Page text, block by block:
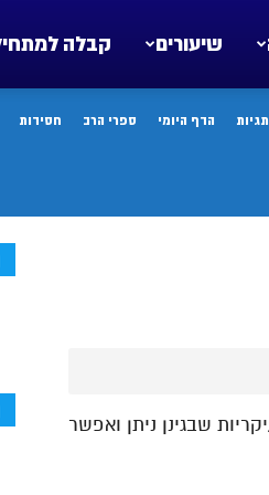
קבלה שיעורים
תגיות הדף היומי ספרי הרב חסידות
שבגינן ניתן ואפשר